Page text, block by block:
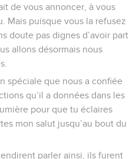
de vous annoncer, à vous
Mais puisque vous la refusez
doute pas dignes d’avoir part
allons désormais nous
spéciale que nous a confiée
qu’il a données dans les
pour que tu éclaires
mon salut jusqu’au bout du
parler ainsi, ils furent